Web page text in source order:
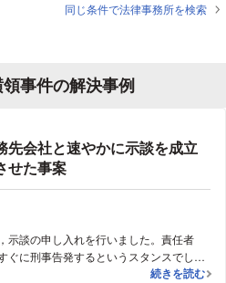
同じ条件で法律事務所を検索
事件の解決事例
先会社と速やかに示談を成立
せた事案
示談の申し入れを行いました。責任者
ぐに刑事告発するというスタンスでし
せてほしいと申し入れ，依頼者とともに
【業務上横領
続きを読む